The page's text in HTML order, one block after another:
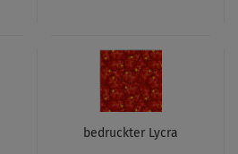
bedruckter Lycra